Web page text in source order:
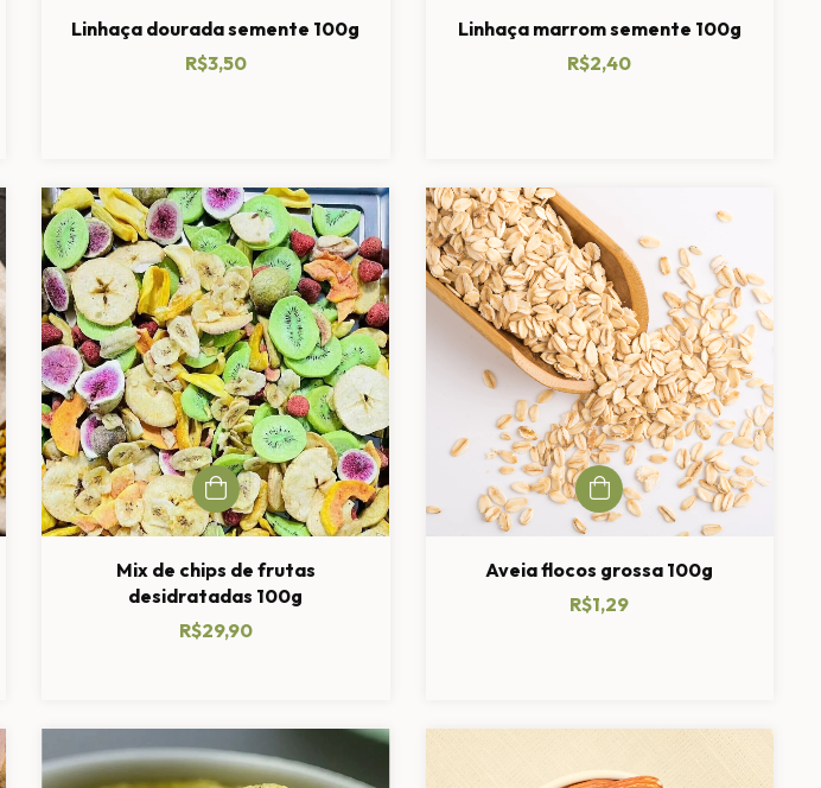
Linhaça dourada semente 100g
R$3,50
Linhaça marrom semente 100g
R$2,40
Mix de chips de frutas
desidratadas 100g
R$29,90
Aveia flocos grossa 100g
R$1,29